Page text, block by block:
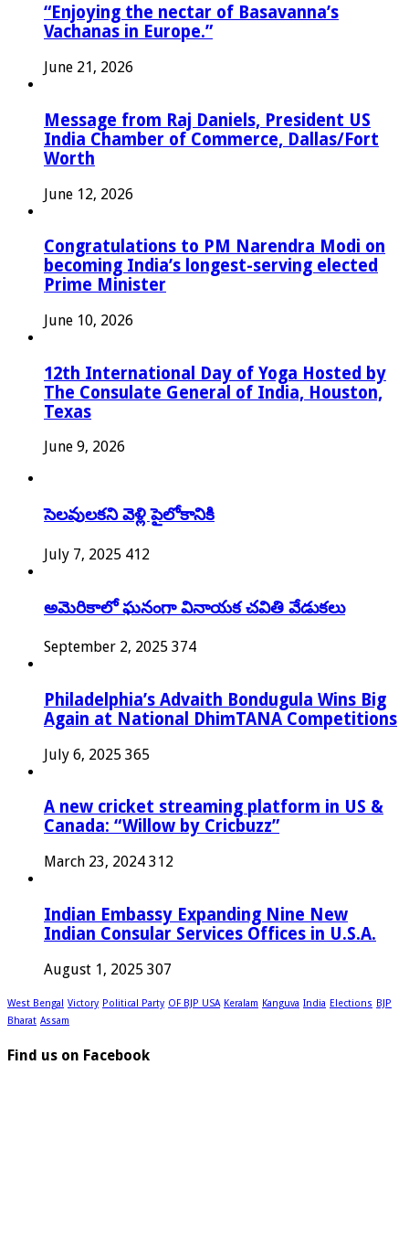
“Enjoying the nectar of Basavanna’s
Vachanas in Europe.”
June 21, 2026
Message from Raj Daniels, President US
India Chamber of Commerce, Dallas/Fort
Worth
June 12, 2026
Congratulations to PM Narendra Modi on
becoming India’s longest-serving elected
Prime Minister
June 10, 2026
12th International Day of Yoga Hosted by
The Consulate General of India, Houston,
Texas
June 9, 2026
సెలవులకని వెళ్లి పైలోకానికి
July 7, 2025 412
అమెరికాలో ఘనంగా వినాయక చవితి వేడుకలు
September 2, 2025 374
Philadelphia’s Advaith Bondugula Wins Big
Again at National DhimTANA Competitions
July 6, 2025 365
A new cricket streaming platform in US &
Canada: “Willow by Cricbuzz”
March 23, 2024 312
Indian Embassy Expanding Nine New
Indian Consular Services Offices in U.S.A.
August 1, 2025 307
West Bengal Victory Political Party OF BJP USA Keralam Kanguva India Elections BJP
Bharat Assam
Find us on Facebook